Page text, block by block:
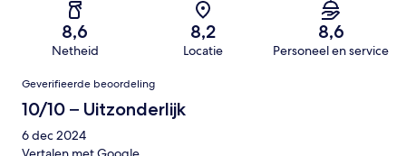
8,6
Netheid
8,2
Locatie
8,6
Personeel en service
Beoordelingen
Geverifieerde beoordeling
10/10 – Uitzonderlijk
6 dec 2024